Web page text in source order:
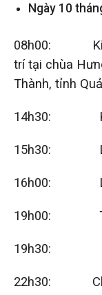
Ngày 10
08h00: Kim
trí tại chùa
Thành, tỉnh
14h30:
15h30: Lễ
16h00: Lễ
19h00:
19h30:
22h30: